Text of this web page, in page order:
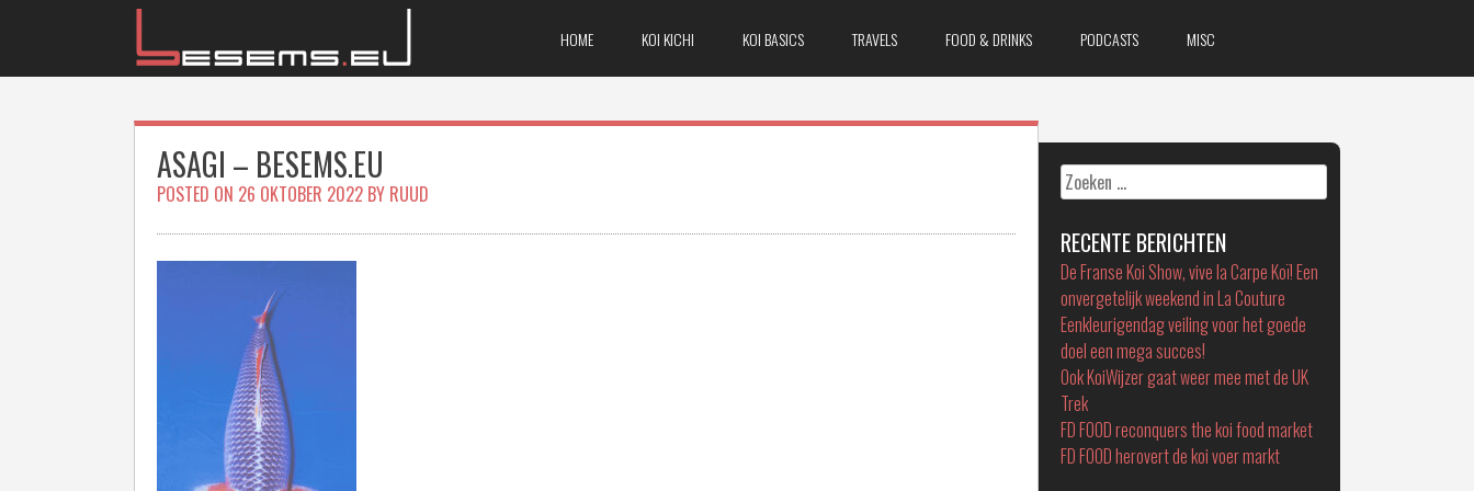
HOME KOI KICHI KOI BASICS TRAVELS FOOD & DRINKS PODCASTS MISC
ASAGI – BESEMS.EU
POSTED ON 26 OKTOBER 2022 BY RUUD
Zoeken
naar:
RECENTE BERICHTEN
De Franse Koi Show, vive la Carpe Koï! Een
onvergetelijk weekend in La Couture
Eenkleurigendag veiling voor het goede
doel een mega succes!
Ook KoiWijzer gaat weer mee met de UK
Trek
FD FOOD reconquers the koi food market
FD FOOD herovert de koi voer markt